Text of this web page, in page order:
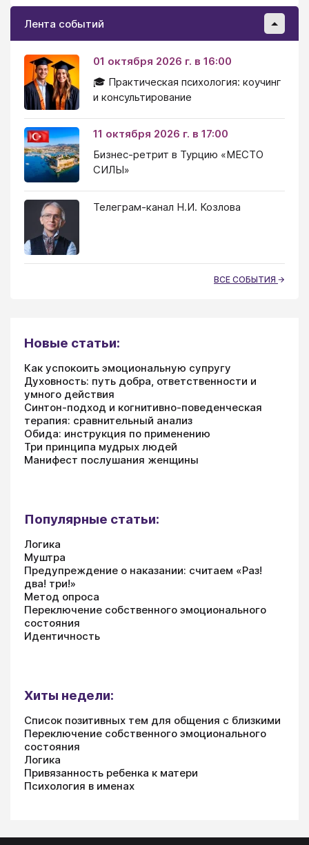
Лента событий
01 октября 2026 г. в 16:00
🎓 Практическая психология: коучинг
и консультирование
11 октября 2026 г. в 17:00
Бизнес-ретрит в Турцию «МЕСТО
СИЛЫ»
Телеграм-канал Н.И. Козлова
ВСЕ СОБЫТИЯ
Новые статьи:
Как успокоить эмоциональную супругу
Духовность: путь добра, ответственности и
умного действия
Синтон-подход и когнитивно-поведенческая
терапия: сравнительный анализ
Обида: инструкция по применению
Три принципа мудрых людей
Манифест послушания женщины
Популярные статьи:
Логика
Муштра
Предупреждение о наказании: считаем «Раз!
два! три!»
Метод опроса
Переключение собственного эмоционального
состояния
Идентичность
Хиты недели:
Список позитивных тем для общения с близкими
Переключение собственного эмоционального
состояния
Логика
Привязанность ребенка к матери
Психология в именах